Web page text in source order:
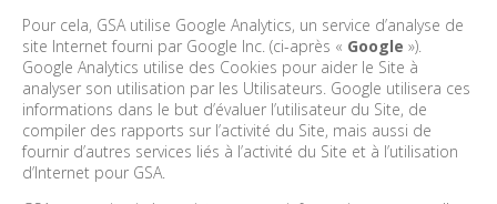
Pour cela, GSA utilise Google Analytics, un service d’analyse de
site Internet fourni par Google Inc. (ci-après « Google »).
Google Analytics utilise des Cookies pour aider le Site à
analyser son utilisation par les Utilisateurs. Google utilisera ces
informations dans le but d’évaluer l’utilisateur du Site, de
compiler des rapports sur l’activité du Site, mais aussi de
fournir d’autres services liés à l’activité du Site et à l’utilisation
d’Internet pour GSA.